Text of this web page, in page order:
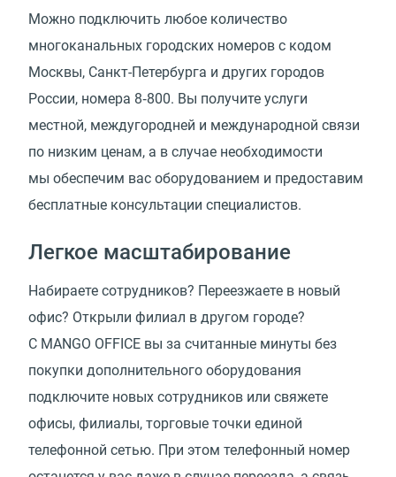
Можно подключить любое количество
многоканальных городских номеров с кодом
Москвы, Санкт-Петербурга и других городов
России, номера 8‑800. Вы получите услуги
местной, междугородней и международной связи
по низким ценам, а в случае необходимости
мы обеспечим вас оборудованием и предоставим
бесплатные консультации специалистов.
Легкое масштабирование
Набираете сотрудников? Переезжаете в новый
офис? Открыли филиал в другом городе?
С MANGO OFFICE вы за считанные минуты без
покупки дополнительного оборудования
подключите новых сотрудников или свяжете
офисы, филиалы, торговые точки единой
телефонной сетью. При этом телефонный номер